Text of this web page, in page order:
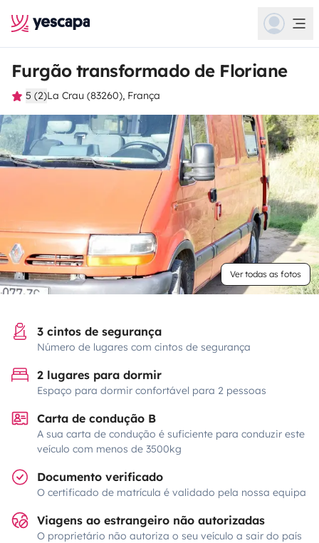
Furgão transformado de Floriane
5 (2)La Crau (83260), França
Ver todas as fotos
3 cintos de segurança
Número de lugares com cintos de segurança
2 lugares para dormir
Espaço para dormir confortável para 2 pessoas
Carta de condução B
A sua carta de condução é suficiente para conduzir este
veículo com menos de 3500kg
Documento verificado
O certificado de matrícula é validado pela nossa equipa
Viagens ao estrangeiro não autorizadas
O proprietário não autoriza o seu veículo a sair do país